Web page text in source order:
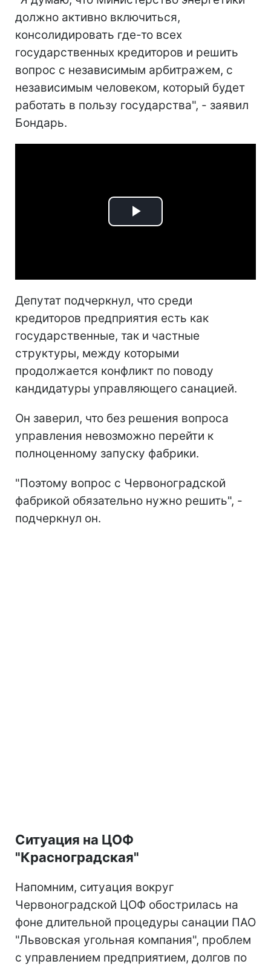
должно активно включиться,
консолидировать где-то всех
государственных кредиторов и решить
вопрос с независимым арбитражем, с
независимым человеком, который будет
работать в пользу государства", - заявил
Бондарь.
Play
Депутат подчеркнул, что среди
кредиторов предприятия есть как
государственные, так и частные
структуры, между которыми
продолжается конфликт по поводу
кандидатуры управляющего санацией.
Он заверил, что без решения вопроса
управления невозможно перейти к
полноценному запуску фабрики.
"Поэтому вопрос с Червоноградской
фабрикой обязательно нужно решить", -
подчеркнул он.
Ситуация на ЦОФ
"Красноградская"
Напомним, ситуация вокруг
Червоноградской ЦОФ обострилась на
фоне длительной процедуры санации ПАО
"Львовская угольная компания", проблем
с управлением предприятием, долгов по